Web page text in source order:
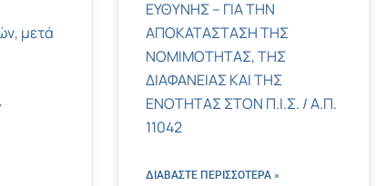
μετά
ΕΥΘΥΝΗΣ – ΓΙΑ ΤΗΝ
ΑΠΟΚΑΤΑΣΤΑΣΗ ΤΗΣ
ΝΟΜΙΜΟΤΗΤΑΣ, ΤΗΣ
ΔΙΑΦΑΝΕΙΑΣ ΚΑΙ ΤΗΣ
ΕΝΟΤΗΤΑΣ ΣΤΟΝ Π.Ι.Σ. / Α.Π.
11042
ΔΙΑΒΑΣΤΕ ΠΕΡΙΣΣΌΤΕΡΑ »